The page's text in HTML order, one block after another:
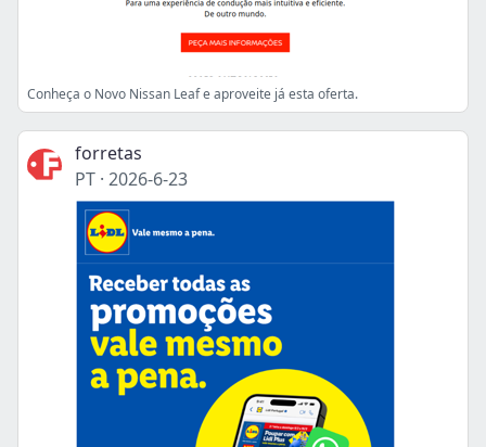
Conheça o Novo Nissan Leaf e aproveite já esta oferta.
forretas
PT · 2026-6-23